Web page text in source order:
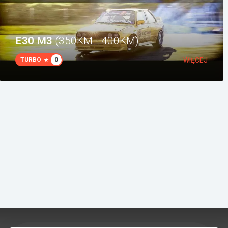
Załóż konto
E30 M3(350KM - 400KM)
TURBO 0 WIĘCEJ